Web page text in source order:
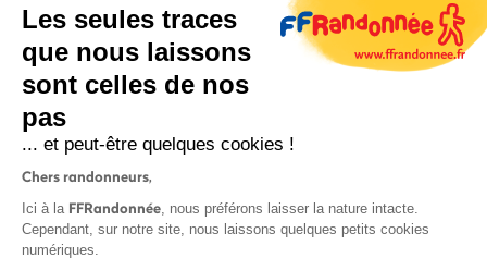
Les seules traces
que nous laissons
sont celles de nos
pas
... et peut-être quelques cookies !
Chers randonneurs,
Ici à la FFRandonnée, nous préférons laisser la nature intacte.
Cependant, sur notre site, nous laissons quelques petits cookies
numériques.